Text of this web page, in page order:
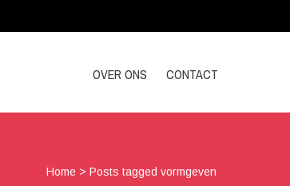
OVER ONS CONTACT
Home >Posts tagged vormgeven